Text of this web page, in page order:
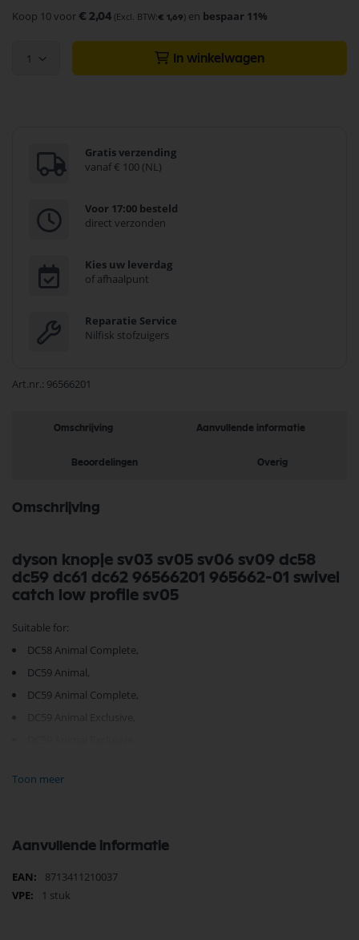
Koop 10 voor € 2,04 € 1,69 en bespaar 11%
1 In winkelwagen
Gratis verzending
vanaf € 100 (NL)
Voor 17:00 besteld
direct verzonden
Kies uw leverdag
of afhaalpunt
Reparatie Service
Nilfisk stofzuigers
Art.nr. 96566201
Omschrijving Aanvullende informatie
Beoordelingen Overig
Omschrijving
dyson knopje sv03 sv05 sv06 sv09 dc58
dc59 dc61 dc62 96566201 965662-01 swivel
catch low profile sv05
Suitable for:
DC58 Animal Complete,
DC59 Animal,
DC59 Animal Complete,
DC59 Animal Exclusive,
SV05 v6 absolut
sv06 v6 fluffy
Je vindt dit product in;
Onderdelen huishoudelijke apparaten
Toon meer
Aanvullende informatie
Meer
informatie
8713411210037
1 stuk